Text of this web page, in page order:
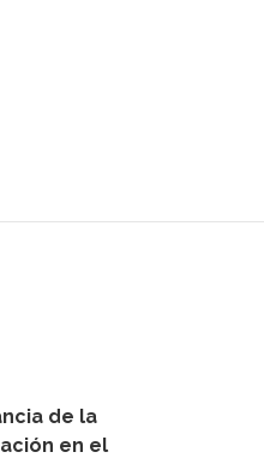
de la
en el